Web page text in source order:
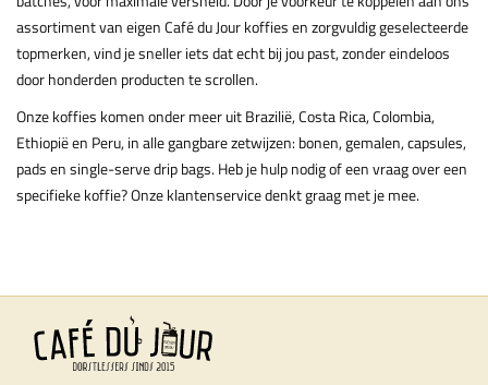
assortiment van eigen Café du Jour koffies en zorgvuldig geselecteerde
topmerken, vind je sneller iets dat echt bij jou past, zonder eindeloos
door honderden producten te scrollen.
Onze koffies komen onder meer uit Brazilië, Costa Rica, Colombia,
Ethiopië en Peru, in alle gangbare zetwijzen: bonen, gemalen, capsules,
pads en single-serve drip bags. Heb je hulp nodig of een vraag over een
specifieke koffie? Onze klantenservice denkt graag met je mee.